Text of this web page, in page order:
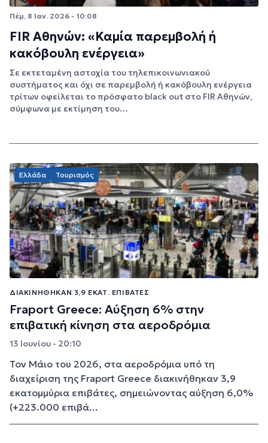
Πέμ, 8 Ιαν. 2026 - 10:08
FIR Αθηνών: «Καμία παρεμβολή ή
κακόβουλη ενέργεια»
Σε εκτεταμένη αστοχία του τηλεπικοινωνιακού
συστήματος και όχι σε παρεμβολή ή κακόβουλη ενέργεια
τρίτων οφείλεται το πρόσφατο black out στο FIR Αθηνών,
σύμφωνα με εκτίμηση του…
Ελλάδα Τουρισμός
ΔΙΑΚΙΝΉΘΗΚΑΝ 3,9 ΕΚΑΤ. ΕΠΙΒΆΤΕΣ
Fraport Greece: Αύξηση 6% στην
επιβατική κίνηση στα αεροδρόμια
13 Ιουνίου - 20:10
Τον Μάιο του 2026, στα αεροδρόμια υπό τη
διαχείριση της Fraport Greece διακινήθηκαν 3,9
εκατομμύρια επιβάτες, σημειώνοντας αύξηση 6,0%
(+223.000 επιβά...